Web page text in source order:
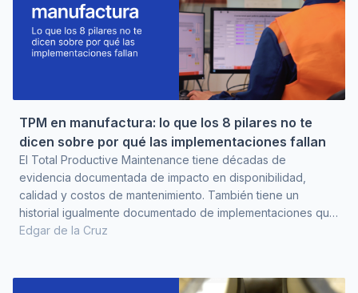
TPM en manufactura: lo que los 8 pilares no te
dicen sobre por qué las implementaciones fallan
El Total Productive Maintenance tiene décadas de
evidencia documentada de impacto en disponibilidad,
calidad y costos de mantenimiento. También tiene un
historial igualmente documentado de implementaciones que
no llegan a ningún lugar. El Manufacturing Research Center
excelente. El 37% no avanzaba como esperaba, y el 27%
Edgar de la Cruz